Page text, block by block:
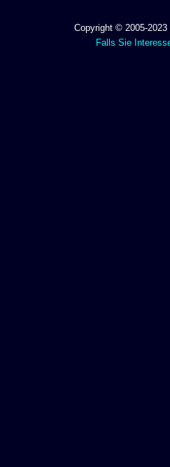
Copyright © 2005-
Falls Sie